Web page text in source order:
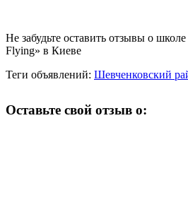
Не забудьте оставить отзывы о
Flying» в Киеве
Теги объявлений: Шевченковский
Оставьте свой отзыв о: